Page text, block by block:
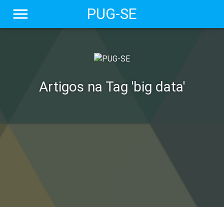
PUG-SE
menu
Artigos na Tag 'big data'